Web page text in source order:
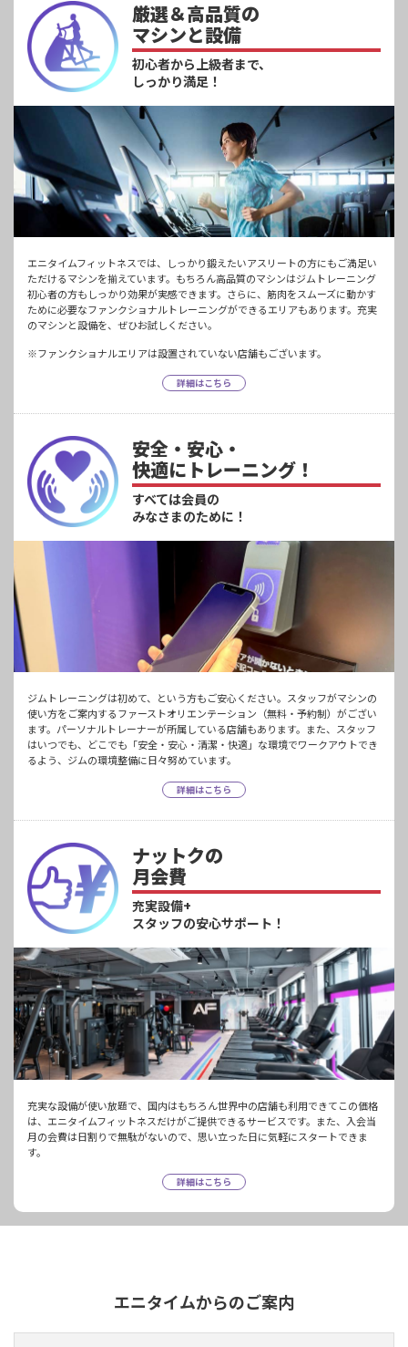
厳選＆高品質の
マシンと設備
初心者から上級者まで、
しっかり満足！
エニタイムフィットネスでは、しっかり鍛えたいアスリートの方にもご満足い
ただけるマシンを揃えています。もちろん高品質のマシンはジムトレーニング
初心者の方もしっかり効果が実感できます。さらに、筋肉をスムーズに動かす
ために必要なファンクショナルトレーニングができるエリアもあります。充実
のマシンと設備を、ぜひお試しください。
※ファンクショナルエリアは設置されていない店舗もございます。
詳細はこちら
安全・安心・
快適にトレーニング！
すべては会員の
みなさまのために！
ジムトレーニングは初めて、という方もご安心ください。スタッフがマシンの
使い方をご案内するファーストオリエンテーション（無料・予約制）がござい
ます。パーソナルトレーナーが所属している店舗もあります。また、スタッフ
はいつでも、どこでも「安全・安心・清潔・快適」な環境でワークアウトでき
るよう、ジムの環境整備に日々努めています。
詳細はこちら
ナットクの
月会費
充実設備+
スタッフの安心サポート！
充実な設備が使い放題で、国内はもちろん世界中の店舗も利用できてこの価格
は、エニタイムフィットネスだけがご提供できるサービスです。また、入会当
月の会費は日割りで無駄がないので、思い立った日に気軽にスタートできま
す。
詳細はこちら
エニタイムからのご案内